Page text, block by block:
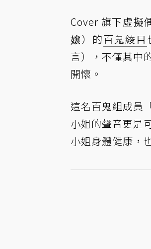
Cover 旗下虛擬
嬢）的百鬼綾目
言），不僅其中
開懷。
這名百鬼組成員
小姐的聲音更是
小姐身體健康，